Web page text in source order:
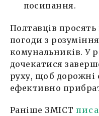
посипання.
Полтавців
погоди з
комунальників. У
дочекатися
руху, щоб
ефективно
Раніше ЗМІСТ